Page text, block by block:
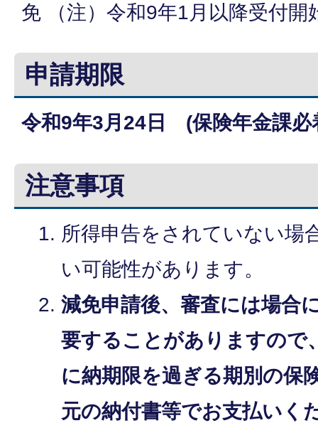
免 （注）令和9年1月以降受付開
申請期限
令和9年3月24日 (保険年金課必
注意事項
所得申告をされていない場
い可能性があります。
減免申請後、審査には場合
要することがありますので
に納期限を過ぎる期別の保
元の納付書等でお支払いく